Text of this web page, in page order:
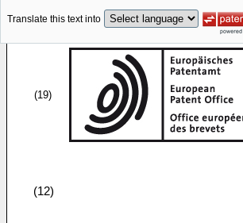
Translate this text into
(19)
(12)